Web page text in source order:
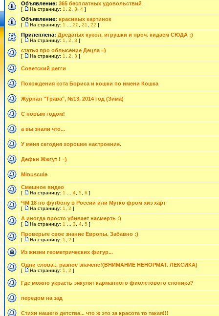
Объявление: 365 бесплатных удовольствий
[ На страницу: 1 2 3 4 ]
Объявление: красивых картинок
[ На страницу: 1 20 21 22 ]
Прилеплена: Дредатых кукол, игрушки и проч. кидаем СЮДА :)
[ На страницу: 1 2 3 ]
статья про облысение Децла =)
[ На страницу: 1 2 3 ]
Советский регги
Похождения кота Бориса и кошки по имени Кошка
Журнал "Трава", №13, 2014 год (Зима)
C новым годом!
а вы знали что...
У меня сегодня хорошее настроение.
Дефки Жжгут ! =)
Minuscule
Смешное видео
[ На страницу: 1 4 5 6 ]
ЧМ 18 по футболу в России или Мутко фром хиз харт
[ На страницу: 1 2 ]
А иногда просто убивает насмерть :)
[ На страницу: 1 3 4 5 ]
Проверьте свое знание Европы. Забавно :)
[ На страницу: 1 2 ]
Из жизни геометрических фигур...
Одни слова... разное значене!(ВНИМАНИЕ НЕНОРМАТ. ЛЕКСИКА)
[ На страницу: 1 2 ]
Где можно украсть эякулят карманного фиолетового слоника?
передом на зад
Стихи нашего детства... что ж это за красота то такая!!!